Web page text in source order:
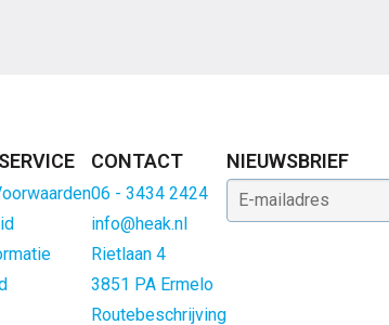
CONTACT
06 - 3434 2424
info@heak.nl
Rietlaan 4
3851 PA Ermelo
Routebeschrijving
NIEUWSBRIEF
E-mailadres